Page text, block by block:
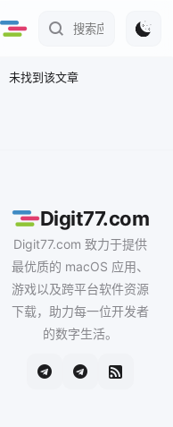
未找到该文章
Digit77.com
Digit77.com 致力于提供
最优质的 macOS 应用、
游戏以及跨平台软件资源
下载，助力每一位开发者
的数字生活。